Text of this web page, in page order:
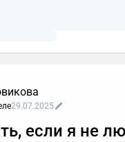
29.07.2025
если я не